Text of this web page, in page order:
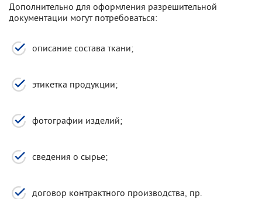
Дополнительно для оформления разрешительной
документации могут потребоваться:
описание состава ткани;
этикетка продукции;
фотографии изделий;
сведения о сырье;
договор контрактного производства, пр.